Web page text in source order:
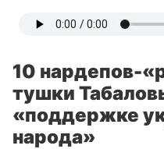
10 нардепов-
тушки
«поддержке
народа»